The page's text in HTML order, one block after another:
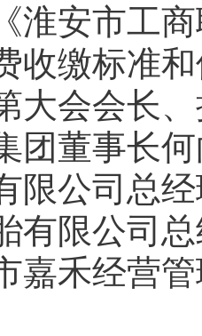
淮安市工
收缴标准
大会会长
团董事长
限公司总
有限公司
嘉禾经营